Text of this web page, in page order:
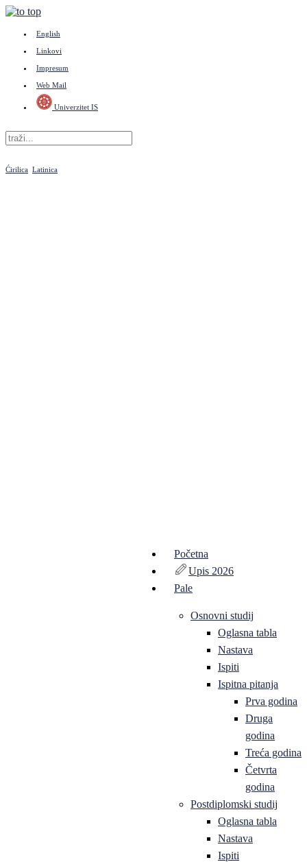
English
Linkovi
Impresum
Web Mail
Univerzitet IS
Ćirilica Latinica
Početna
Upis 2026
Pale
Osnovni studij
Oglasna tabla
Nastava
Ispiti
Ispitna pitanja
Prva godina
Druga
godina
Treća godina
Četvrta
godina
Postdiplomski studij
Oglasna tabla
Nastava
Ispiti